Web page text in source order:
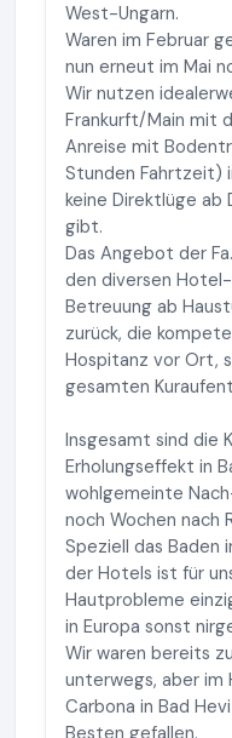
West-Ungarn.
Waren im Februar
nun erneut im Mai
Wir nutzen
Frankurft/Main mit
Anreise mit
Stunden Fahrtzeit)
keine Direktlüge ab
gibt.
Das Angebot der
den diversen
Betreuung ab
zurück, die
Hospitanz vor Ort,
gesamten
Insgesamt sind die
Erholungseffekt in
wohlgemeinte
noch Wochen nach
Speziell das Baden
der Hotels ist für
Hautprobleme
in Europa sonst
Wir waren bereits
unterwegs, aber im
Carbona in Bad
Besten gefallen.